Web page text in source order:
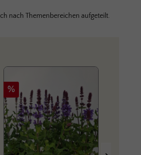
nach Themenbereichen aufgeteilt.
Rabatt
%